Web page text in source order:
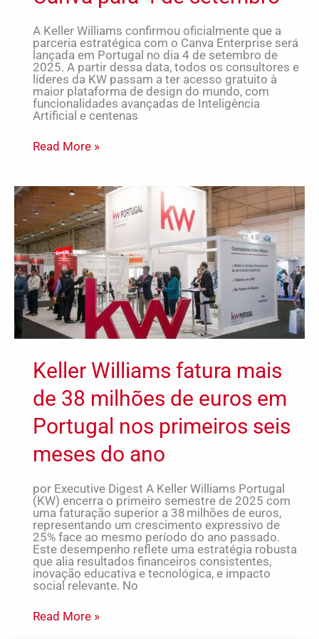
A Keller Williams confirmou oficialmente que a
parceria estratégica com o Canva Enterprise será
lançada em Portugal no dia 4 de setembro de
2025. A partir dessa data, todos os consultores e
líderes da KW passam a ter acesso gratuito à
maior plataforma de design do mundo, com
funcionalidades avançadas de Inteligência
Artificial e centenas
Read More »
Keller Williams fatura mais
de 38 milhões de euros em
Portugal nos primeiros seis
meses do ano
por Executive Digest A Keller Williams Portugal
(KW) encerra o primeiro semestre de 2025 com
uma faturação superior a 38 milhões de euros,
representando um crescimento expressivo de
25% face ao mesmo período do ano passado.
Este desempenho reflete uma estratégia robusta
que alia resultados financeiros consistentes,
inovação educativa e tecnológica, e impacto
social relevante. No
Keller
Williams
fatura
mais
de
38
milhões
de
euros
em
Portugal
nos
primeiros
meses
do
Read More »